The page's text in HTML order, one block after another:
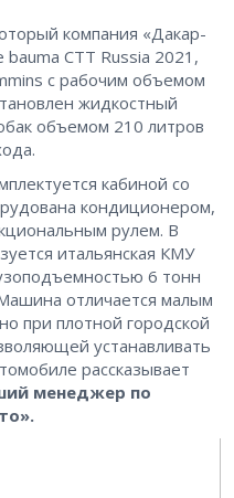
компания «Дакар-
bauma CTT Russia 2021,
с рабочим объемом
жидкостный
объемом 210 литров
кабиной со
кондиционером,
рулем. В
итальянская КМУ
6 тонн
отличается малым
при плотной городской
устанавливать
рассказывает
менеджер по